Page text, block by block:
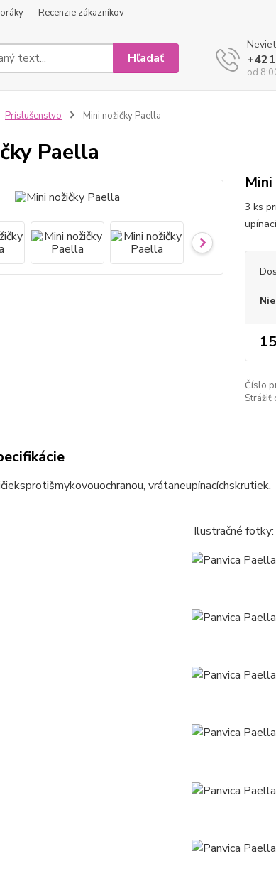
Recenzie zákazníkov
Hľadať
od
Príslušenstvo Mini nožičky Paella
Paella
3 ks
Číslo
Strážiť
sprotišmykovouochranou, vrátaneupínacíchskrutiek.
Ilustračné fotky: